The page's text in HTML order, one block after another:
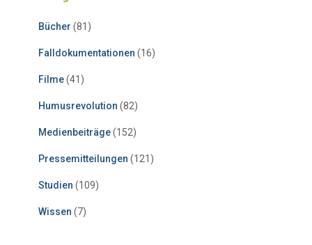
Bücher (81)
Falldokumentationen (16)
Filme(41)
Humusrevolution (82)
Medienbeiträge(152)
Pressemitteilungen (121)
Studien (109)
Wissen (7)